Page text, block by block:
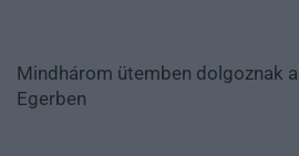
Mindhárom ütemben dolgoznak
Egerben